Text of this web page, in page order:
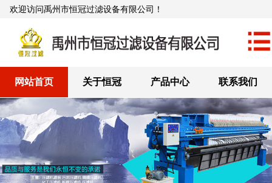
欢迎访问禹州市恒冠过滤设备有限公司！
网站首页 关于恒冠 产品中心 联系我们